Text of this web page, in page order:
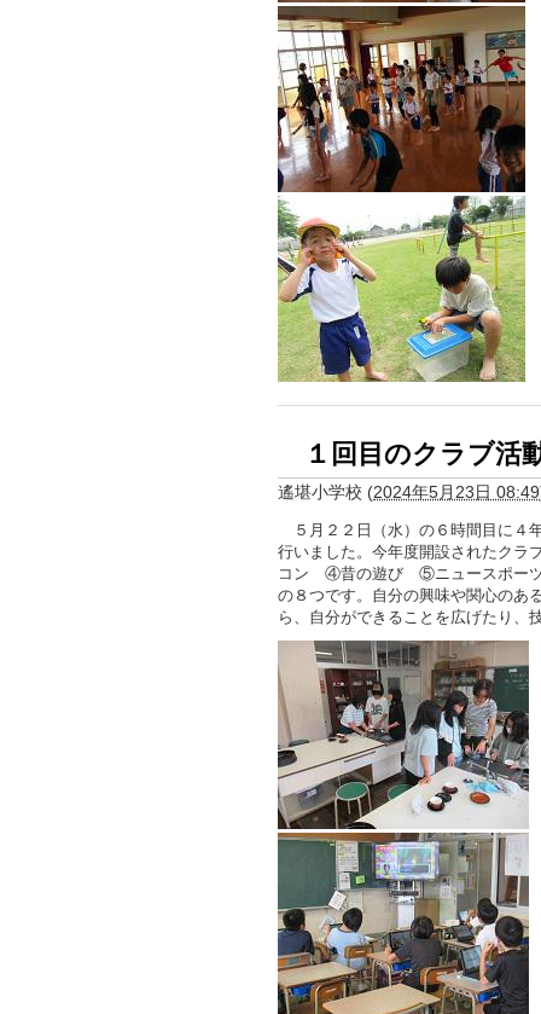
１回目のクラブ活
遙堪小学校 (2024年5月23日 08:49
５月２２日（水）の６時間目に４
行いました。今年度開設されたク
コン ④昔の遊び ⑤ニュースポ
の８つです。自分の興味や関心のあ
ら、自分ができることを広げたり、